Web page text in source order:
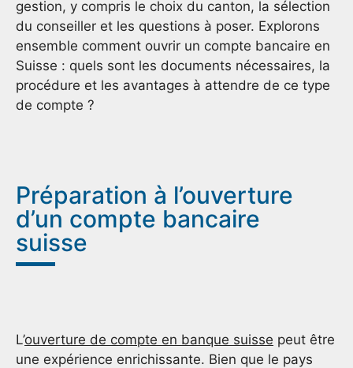
gestion, y compris le choix du canton, la sélection
du conseiller et les questions à poser. Explorons
ensemble comment ouvrir un compte bancaire en
Suisse : quels sont les documents nécessaires, la
procédure et les avantages à attendre de ce type
de compte ?
Préparation à l’ouverture
d’un compte bancaire
suisse
L’ouverture de compte en banque suisse peut être
une expérience enrichissante. Bien que le pays